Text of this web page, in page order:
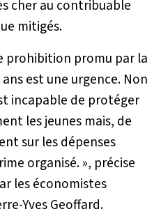
cher au contribuable
mitigés.
prohibition promu par la
est une urgence. Non
incapable de protéger
les jeunes mais, de
sur les dépenses
organisé.», précise
les économistes
Yves Geoffard.